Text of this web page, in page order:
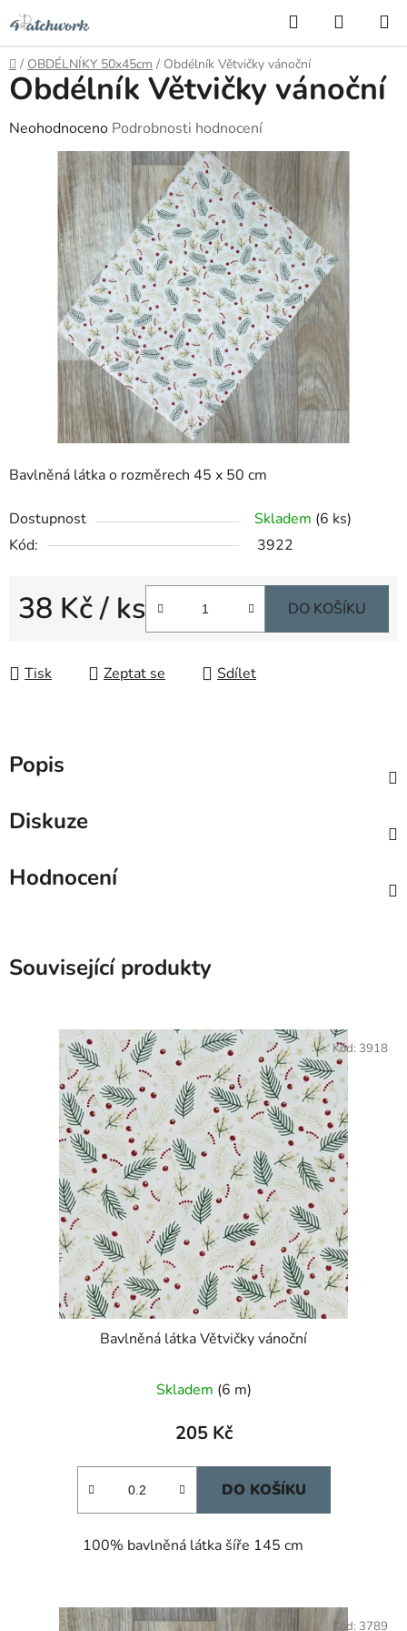
Přejít
na
obsah
Hledat
KOŠÍK
Domů
/ OBDÉLNÍKY 50x45cm / Obdélník Větvičky vánoční
Bavlněná látka o rozměrech 45 x 50 cm
Dostupnost Skladem (6 ks)
Kód:
3922
38 Kč/ ks DO KOŠÍKU
Tisk Zeptat se Sdílet
Obdélník Větvičky vánoční
Průměrné
hodnocení
produktu
hvězdiček.
Neohodnoceno Podrobnosti hodnocení
Popis
Diskuze
Hodnocení
Související produkty
Bavlněná látka Větvičky vánoční
Skladem (6 m)
205 Kč
DO KOŠÍKU
100% bavlněná látka šíře 145 cm
Kód: 3918
Kód: 3789